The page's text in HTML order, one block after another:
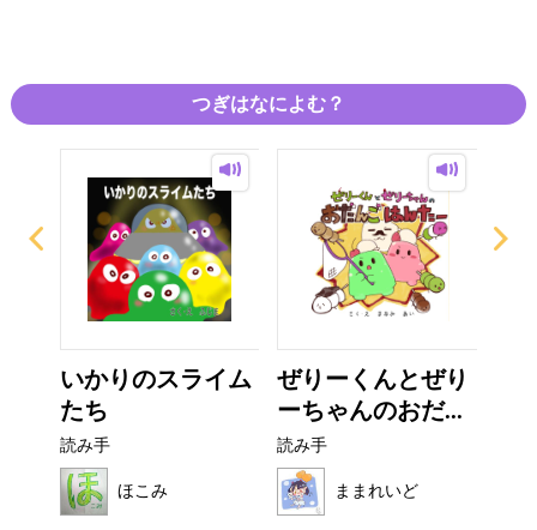
つぎはなによむ？
いかりのスライム
たち
読み手
ほこみ
ぜりーくんとぜり
ーちゃんのおだ...
読み手
ままれいど